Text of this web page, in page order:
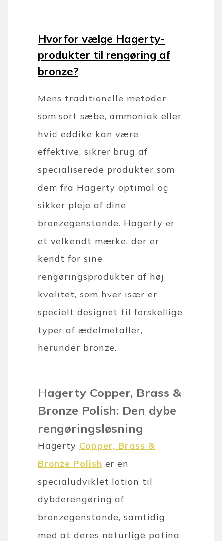
Hvorfor vælge Hagerty-
produkter til rengøring af
bronze?
Mens traditionelle metoder
som sort sæbe, ammoniak eller
hvid eddike kan være
effektive, sikrer brug af
specialiserede produkter som
dem fra Hagerty optimal og
sikker pleje af dine
bronzegenstande. Hagerty er
et velkendt mærke, der er
kendt for sine
rengøringsprodukter af høj
kvalitet, som hver især er
specielt designet til forskellige
typer af ædelmetaller,
herunder bronze.
Hagerty Copper, Brass &
Bronze Polish: Den dybe
rengøringsløsning
Hagerty Copper, Brass &
Bronze Polish er en
specialudviklet lotion til
dybderengøring af
bronzegenstande, samtidig
med at deres naturlige patina